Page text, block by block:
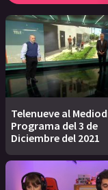
Telenueve al
Programa del 3 de
Diciembre del 2021